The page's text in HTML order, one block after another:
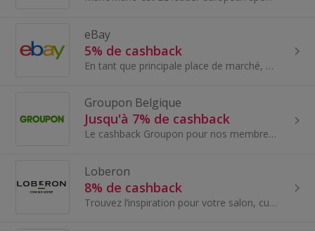
eBay
5% de cashback
En tant que principale place de marché, eBay répond ainsi aux quatre tendances actuelles : un commerce mobile, local, social et digital...
Groupon Belgique
Jusqu'à 7% de cashback
Le cashback Groupon pour nos membres en Belgique. Groupon est le site idéal pour trouver des offres exceptionnelles et des deals autour de chez...
Loberon
8% de cashback
Trouvez l’inspiration pour votre salon, cuisine, chambre, salle de bain et jardin parmi les meubles et accessoires LOBERON.